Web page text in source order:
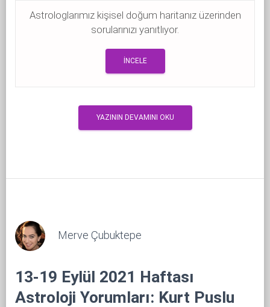
Astrologlarımız kişisel doğum haritanız üzerinden
sorularınızı yanıtlıyor.
İNCELE
YAZININ DEVAMINI OKU
Merve Çubuktepe
13-19 Eylül 2021 Haftası
Astroloji Yorumları: Kurt Puslu